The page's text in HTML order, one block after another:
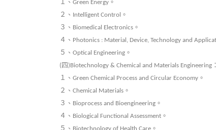
Green Energy
２、 Intelligent Control 。
３、 Biomedical Electronics 。
４、 Photonics : Material, Device, Technology and
５、 Optical Engineering 。
(四)Biotechnology & Chemical and Materials Engineering ：
１、 Green Chemical Process and Circular Economy 。
２、 Chemical Materials 。
３、 Bioprocess and Bioengineering 。
４、 Biological Functional Assessment 。
５、
。